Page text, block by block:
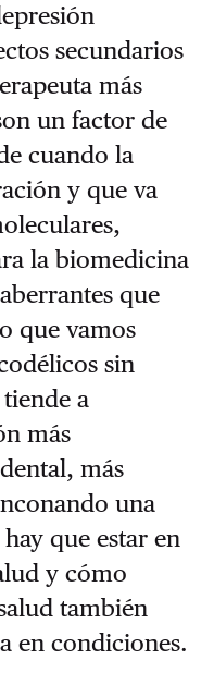
secundarios
más
un factor de
cuando la
y que va
la biomedicina
que
que vamos
sin
a
más
más
una
que estar en
y cómo
también
en condiciones.